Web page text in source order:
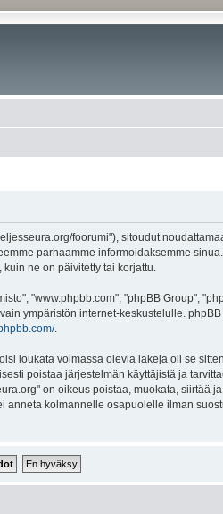
foorumi"), sitoudut
parhaamme informoidaksemme
ne on päivitetty tai korjattu.
"www.phpbb.com", "phpBB Group",
ympäristön internet-keskustelulle.
.
loukata voimassa olevia lakeja oli se
poistaa järjestelmän käyttäjistä ja
on oikeus poistaa, muokata, siirtää
kolmannelle osapuolelle ilman